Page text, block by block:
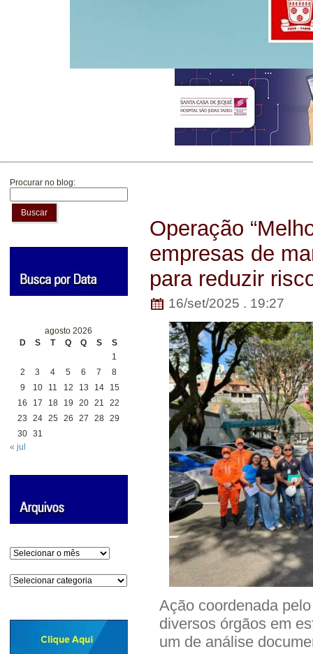
Procurar no blog:
Buscar
agosto 2026
D
S T Q Q S
S
1
2
3 4 5 6 7
8
9
10 11 12 13 14
15
16
17 18 19 20 21
22
23
24 25 26 27 28 29
30 31
« jul
Arquivos
Categorias
Operação
empresas de
para reduzir
16/set/2025 . 19:27
Ação coordenada
diversos órgãos em
um de análise